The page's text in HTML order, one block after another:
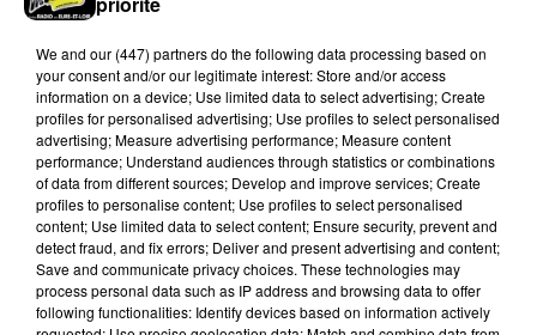
9 août 2026
CHÂTEAUDUN - APÉRO DRONE [COMPLET]
Samedi 15 août à 18h00 et 19h00 à l’Île de Chemars à
Châteaudun : Apéro Drone. Sur réservation.
[COMPLET]
We and our (447) partnersdo the following data processing based on
your consent and/or our legitimate interest: Store and/or access
information on a device; Use limited data to select advertising; Create
profiles for personalised advertising; Use profiles to select personalised
advertising; Measure advertising performance; Measure content
performance; Understand audiences through statistics or combinations
of data from different sources; Develop and improve services; Create
profiles to personalise content; Use profiles to select personalised
content; Use limited data to select content; Ensure security, prevent and
detect fraud, and fix errors; Deliver and present advertising and content;
Save and communicate privacy choices. These technologies may
process personal data such as IP address and browsing data to offer
following functionalities: Identify devices based on information actively